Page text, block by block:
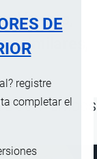
DE
registre
completar el
similares,
CONTENIDOS